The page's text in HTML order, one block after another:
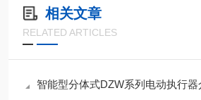
相关文章
RELATED ARTICLES
智能型分体式DZW系列电动执行器